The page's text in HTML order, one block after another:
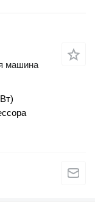
машина